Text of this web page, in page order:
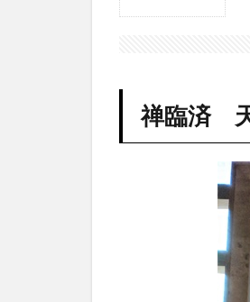
知恩
寺
（京
禅臨済